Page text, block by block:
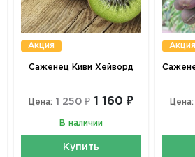
Акция
Саженец Киви Хейворд
Цена: 1 250 ₽ 1 160 ₽
В наличии
Купить
Акция
Цена: